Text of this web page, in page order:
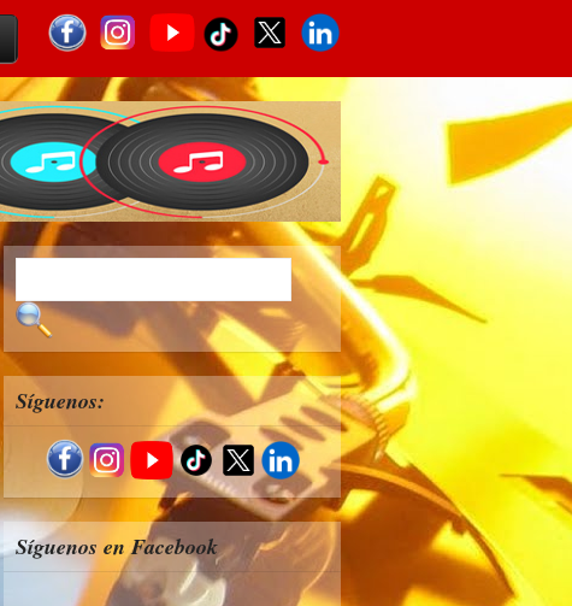
Síguenos:
Síguenos en Facebook